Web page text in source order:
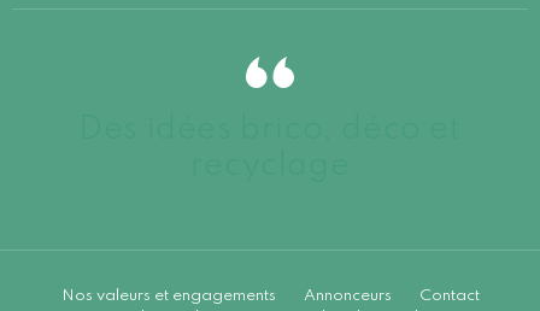
Nos valeurs et engagements Annonceurs
Contact